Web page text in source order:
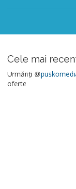
Cele mai
Urmăriți @
oferte